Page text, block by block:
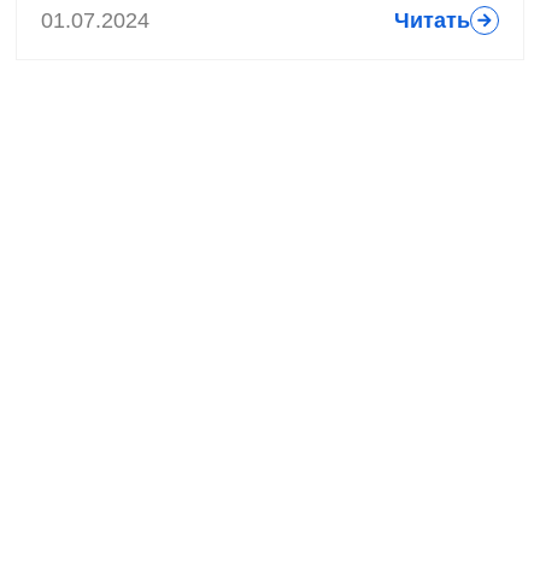
01.07.2024 Читать